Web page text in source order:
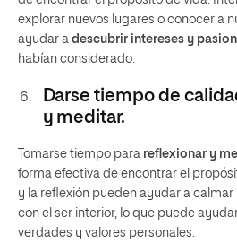
explorar nuevos lugares o conocer a
ayudar a descubrir intereses y
habían considerado.
Darse tiempo de
y meditar.
Tomarse tiempo para reflexionar y
forma efectiva de encontrar el
y la reflexión pueden ayudar a
con el ser interior, lo que puede
verdades y valores personales.